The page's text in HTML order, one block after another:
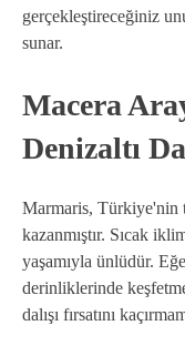
gerçekleştireceğiniz
sunar.
Macera
Denizaltı
Marmaris, Türkiye'nin
kazanmıştır. Sıcak
yaşamıyla ünlüdür.
derinliklerinde
dalışı fırsatını